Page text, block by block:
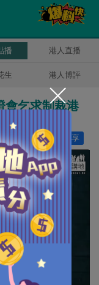
播 港人直播
生 港人博評
會乞求制裁港
分享
讚好 32